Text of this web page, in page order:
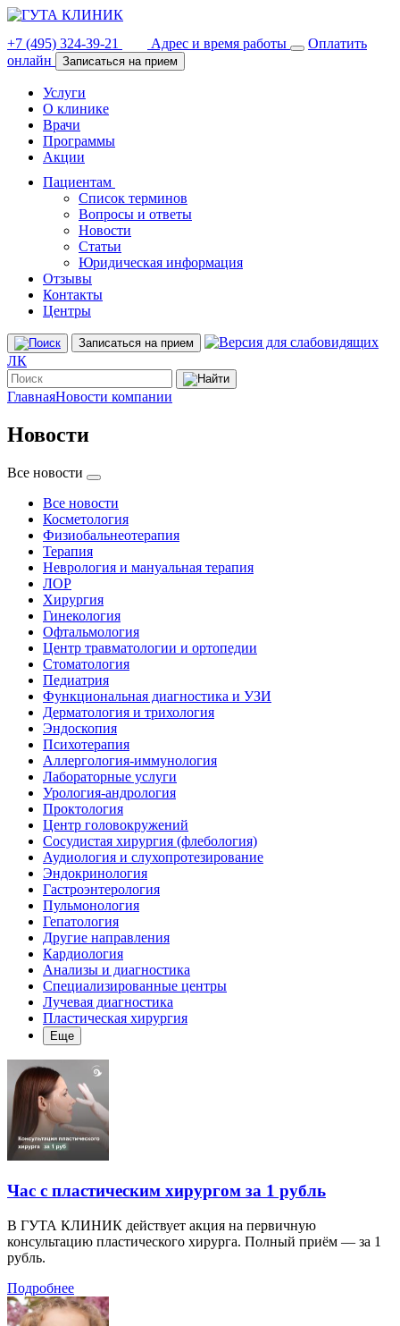
+7 (495) 324-39-21 Адрес и время работы
Оплатить
онлайн
Записаться на прием
Услуги
О клинике
Врачи
Программы
Акции
Пациентам
Список терминов
Вопросы и ответы
Новости
Статьи
Юридическая информация
Отзывы
Контакты
Центры
Записаться на прием
ЛК
ГлавнаяНовости компании
Новости
Все новости
Все новости
Косметология
Физиобальнеотерапия
Терапия
Неврология и мануальная терапия
ЛОР
Хирургия
Гинекология
Офтальмология
Центр травматологии и ортопедии
Стоматология
Педиатрия
Функциональная диагностика и УЗИ
Дерматология и трихология
Эндоскопия
Психотерапия
Аллергология-иммунология
Лабораторные услуги
Урология-андрология
Проктология
Центр головокружений
Сосудистая хирургия (флебология)
Аудиология и слухопротезирование
Эндокринология
Гастроэнтерология
Пульмонология
Гепатология
Другие направления
Кардиология
Анализы и диагностика
Специализированные центры
Лучевая диагностика
Пластическая хирургия
Еще
Час с пластическим хирургом за 1 рубль
В ГУТА КЛИНИК действует акция на первичную
консультацию пластического хирурга. Полный приём — за 1
рубль.
Подробнее